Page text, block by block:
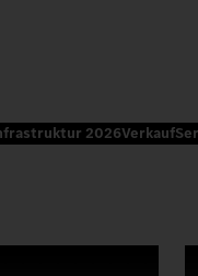
2026Verkauf